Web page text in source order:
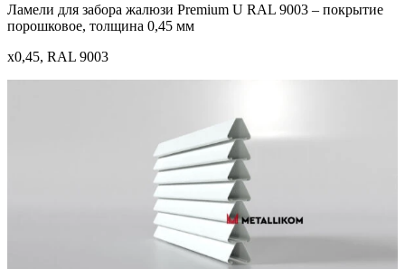
Ламели для забора жалюзи Premium U RAL 9003 – покрытие
порошковое, толщина 0,45 мм
x0,45, RAL 9003